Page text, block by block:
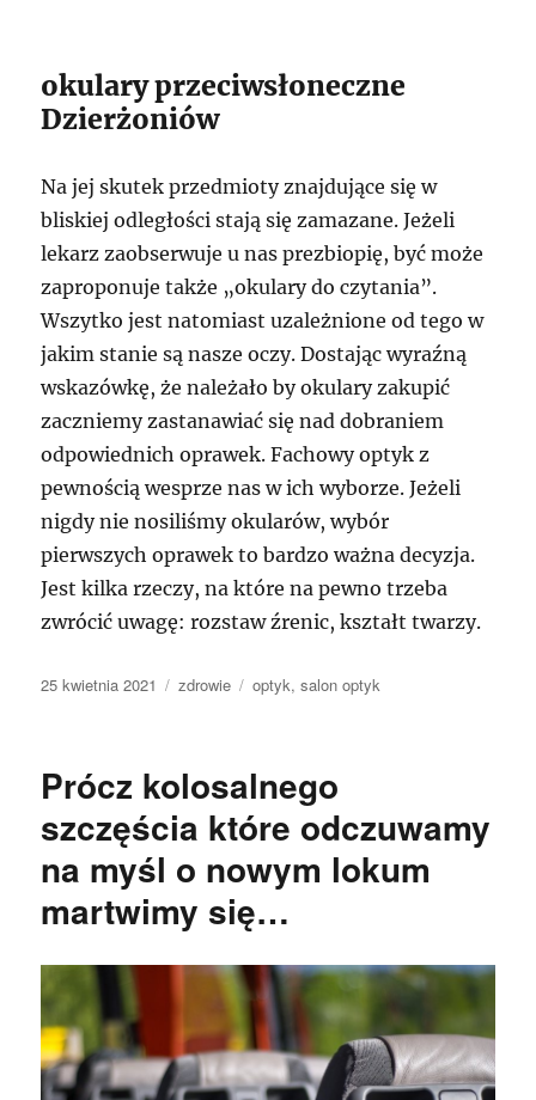
okulary przeciwsłoneczne
Dzierżoniów
Na jej skutek przedmioty znajdujące się w
bliskiej odległości stają się zamazane. Jeżeli
lekarz zaobserwuje u nas prezbiopię, być może
zaproponuje także „okulary do czytania”.
Wszytko jest natomiast uzależnione od tego w
jakim stanie są nasze oczy. Dostając wyraźną
wskazówkę, że należało by okulary zakupić
zaczniemy zastanawiać się nad dobraniem
odpowiednich oprawek. Fachowy optyk z
pewnością wesprze nas w ich wyborze. Jeżeli
nigdy nie nosiliśmy okularów, wybór
pierwszych oprawek to bardzo ważna decyzja.
Jest kilka rzeczy, na które na pewno trzeba
zwrócić uwagę: rozstaw źrenic, kształt twarzy.
Data
25 kwietnia 2021 Kategorie
zdrowie Tagi
optyk,salon optyk
Prócz kolosalnego
szczęścia które odczuwamy
na myśl o nowym lokum
martwimy się…